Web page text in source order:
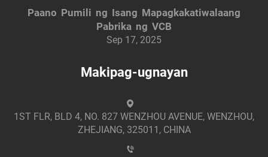
Paano Pumili ng Isang Mapagkakatiwalaang
Pabrika ng VCB
Sep 17, 2025
Makipag-ugnayan
1ST FLR, BLD 4, NO. 827 WENZHOU AVENUE, WENZHOU,
ZHEJIANG, 325011, CHINA